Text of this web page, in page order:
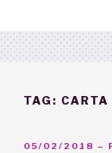
blog
TAG: CARTA
PUBLICADO
05/02/2018 –